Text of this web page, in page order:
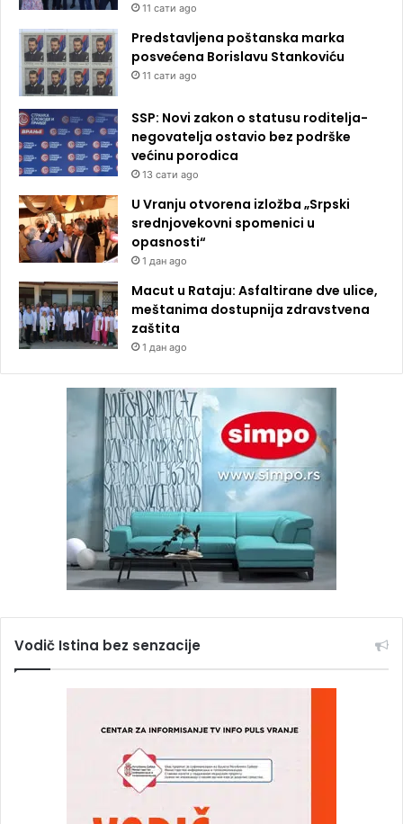
11 сати ago
Predstavljena poštanska marka
posvećena Borislavu Stankoviću
11 сати ago
SSP: Novi zakon o statusu roditelja-
negovatelja ostavio bez podrške
većinu porodica
13 сати ago
U Vranju otvorena izložba „Srpski
srednjovekovni spomenici u
opasnosti“
1 дан ago
Macut u Rataju: Asfaltirane dve ulice,
meštanima dostupnija zdravstvena
zaštita
1 дан ago
Vodič Istina bez senzacije